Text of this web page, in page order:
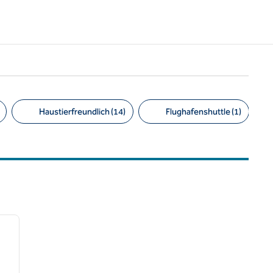
Haustierfreundlich (14) Flughafenshuttle (1)
nächstes Bild